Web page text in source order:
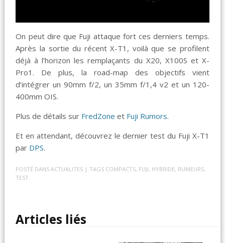
On peut dire que Fuji attaque fort ces derniers temps.
Après la sortie du récent X-T1, voilà que se profilent
déjà à l’horizon les remplaçants du X20, X100S et X-
Pro1. De plus, la road-map des objectifs vient
d’intégrer un 90mm f/2, un 35mm f/1,4 v2 et un 120-
400mm OIS.
Plus de détails sur FredZone et Fuji Rumors.
Et en attendant, découvrez le dernier test du Fuji X-T1
par DPS.
POSTÉ DANSACTUALITES | TAGS COMPACTS, FUJI, HYBRIDE, RUMEURS,
TEST
Articles liés